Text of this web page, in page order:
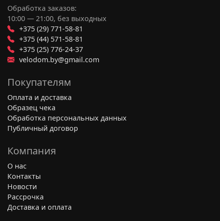
Обработка заказов:
10:00 — 21:00, без выходных
+375 (29) 771-58-81
+375 (44) 571-58-81
+375 (25) 776-24-37
velodom.by@gmail.com
Покупателям
Оплата и доставка
Образец чека
Обработка персональных данных
Публичный договор
Компания
О нас
Контакты
Новости
Рассрочка
Доставка и оплата